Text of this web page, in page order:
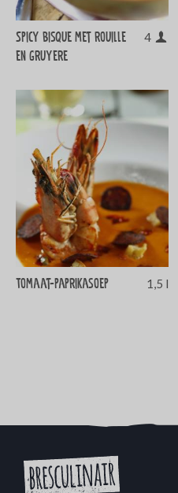
Spicy bisque met rouille
en gruyere
4
Tomaat-paprikasoep 1,5 l